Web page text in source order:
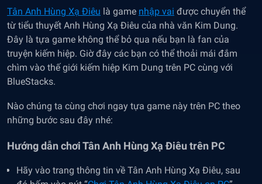
Tân Anh Hùng Xạ Điêu là game nhập vai được chuyển thể
từ tiểu thuyết Anh Hùng Xạ Điêu của nhà văn Kim Dung.
Đây là tựa game không thể bỏ qua nếu bạn là fan của
truyện kiếm hiệp. Giờ đây các bạn có thể thoải mái đắm
chìm vào thế giới kiếm hiệp Kim Dung trên PC cùng với
BlueStacks.
Nào chúng ta cùng chơi ngay tựa game này trên PC theo
những bước sau đây nhé:
Hướng dẫn chơi Tân Anh Hùng Xạ Điêu trên PC
Hãy vào trang thông tin về Tân Anh Hùng Xạ Điêu, sau